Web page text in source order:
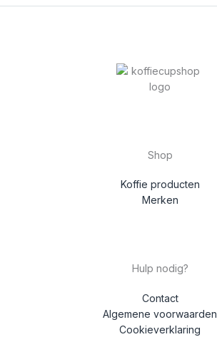
Shop
Koffie producten
Merken
Hulp nodig?
Contact
Algemene voorwaarden
Cookieverklaring